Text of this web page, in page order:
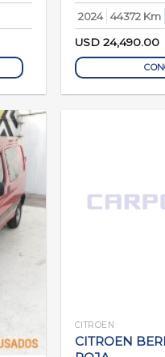
2024 44372 Km
USD 24,490.00
CITROEN
CITROEN